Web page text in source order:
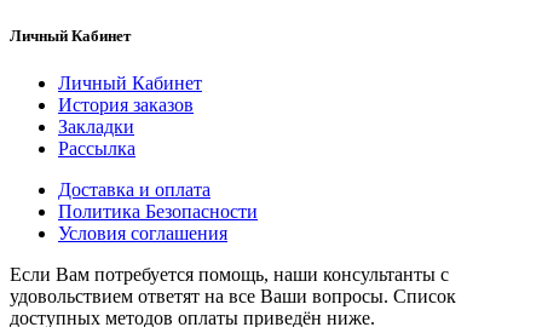
Личный Кабинет
Личный Кабинет
История заказов
Закладки
Рассылка
Доставка и оплата
Политика Безопасности
Условия соглашения
Если Вам потребуется помощь, наши консультанты с
удовольствием ответят на все Ваши вопросы. Список
доступных методов оплаты приведён ниже.